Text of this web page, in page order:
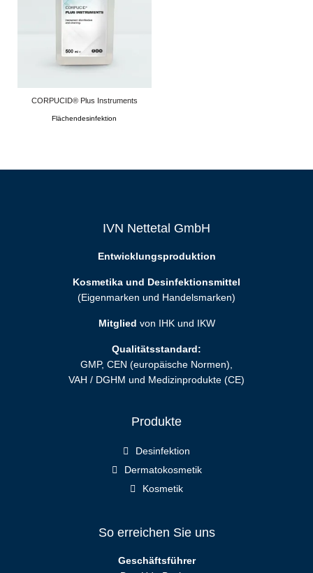
CORPUCID® Plus Instruments
Flächendesinfektion
IVN Nettetal GmbH
Entwicklungsproduktion
Kosmetika und Desinfektionsmittel
(Eigenmarken und Handelsmarken)
Mitglied von IHK und IKW
Qualitätsstandard:
GMP, CEN (europäische Normen),
VAH / DGHM und Medizinprodukte (CE)
Produkte
Desinfektion
Dermatokosmetik
Kosmetik
So erreichen Sie uns
Geschäftsführer